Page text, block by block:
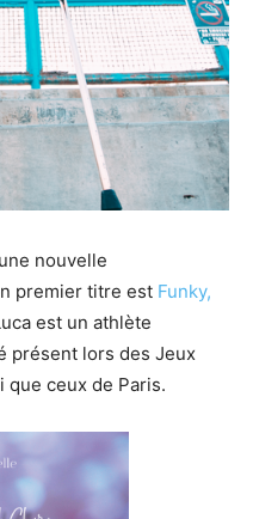
nouvelle
premier titre est Funky,
est un athlète
présent lors des Jeux
que ceux de Paris.